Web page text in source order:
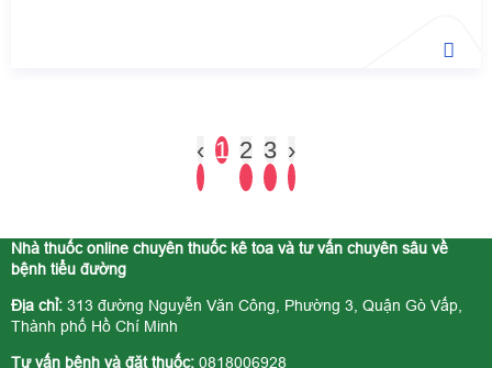
‹ 1 2 3 ›
Nhà thuốc online chuyên thuốc kê toa và tư vấn chuyên sâu về
bệnh tiểu đường
Địa chỉ: 313 đường Nguyễn Văn Công, Phường 3, Quận Gò Vấp,
Thành phố Hồ Chí Minh
Tư vấn bệnh và đặt thuốc: 0818006928